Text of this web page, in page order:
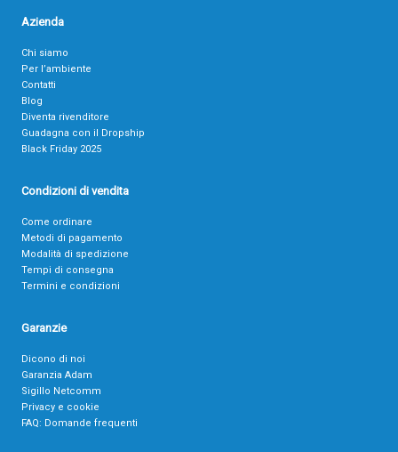
Azienda
Chi siamo
Per l’ambiente
Contatti
Blog
Diventa rivenditore
Guadagna con il Dropship
Black Friday 2025
Condizioni di vendita
Come ordinare
Metodi di pagamento
Modalità di spedizione
Tempi di consegna
Termini e condizioni
Garanzie
Dicono di noi
Garanzia Adam
Sigillo Netcomm
Privacy e cookie
FAQ: Domande frequenti